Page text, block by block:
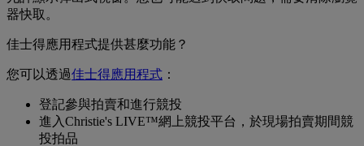
器快取。
佳士得應用程式提供甚麼功能？
您可以透過佳士得應用程式 ：
登記參與拍賣和進行競投
進入Christie's LIVE™網上競投平台，於現場拍賣期間競
投拍品